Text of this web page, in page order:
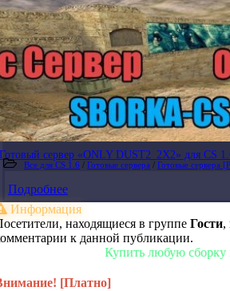
Готовый сервер «ONLY DUST2_2X2» для CS
Все для CS 1.6 / Готовые сервера / Готовые сервера
Подробнее
Информация
находящиеся в группе Гости,
к данной публикации.
Купить любую сборку или
[Платно]